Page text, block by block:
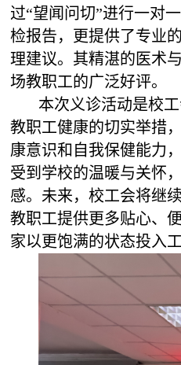
过“望闻问切”进行一对
检报告，更提供了专业
理建议。其精湛的医术
场教职工的广泛好评。
本次义诊活动是校
教职工健康的切实举措
康意识和自我保健能力
受到学校的温暖与关怀
感。未来，校工会将继
教职工提供更多贴心、
家以更饱满的状态投入